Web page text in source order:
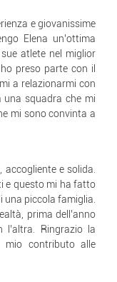
e giovanissime
Elena un’ottima
atlete nel miglior
preso parte con il
a relazionarmi con
una squadra che mi
mi sono convinta a
accogliente e solida.
e questo mi ha fatto
una piccola famiglia.
prima dell’anno
l’altra. Ringrazio la
mio contributo alle